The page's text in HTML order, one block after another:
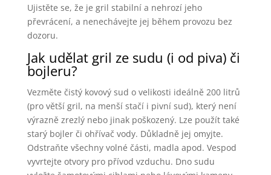
Ujistěte se, že je gril stabilní a nehrozí jeho
převrácení, a nenechávejte jej během provozu bez
dozoru.
Jak udělat gril ze sudu (i od piva) či
bojleru?
Vezměte čistý kovový sud o velikosti ideálně 200 litrů
(pro větší gril, na menší stačí i pivní sud), který není
výrazně zrezlý nebo jinak poškozený. Lze použít také
starý bojler či ohřívač vody. Důkladně jej omyjte.
Odstraňte všechny volné části, madla apod. Vespod
vyvrtejte otvory pro přívod vzduchu. Dno sudu